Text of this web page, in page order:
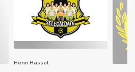
Henri Hassel